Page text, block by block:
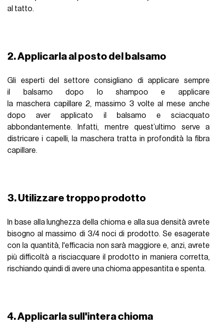
al tatto.
2. Applicarla al posto del balsamo
Gli esperti del settore consigliano di applicare sempre
il balsamo dopo lo shampoo e applicare
la maschera capillare 2, massimo 3 volte al mese anche
dopo aver applicato il balsamo e sciacquato
abbondantemente. Infatti, mentre quest’ultimo serve a
districare i capelli, la maschera tratta in profondità la fibra
capillare.
3. Utilizzare troppo prodotto
In base alla lunghezza della chioma e alla sua densità avrete
bisogno al massimo di 3/4 noci di prodotto. Se esagerate
con la quantità, l'efficacia non sarà maggiore e, anzi, avrete
più difficoltà a risciacquare il prodotto in maniera corretta,
rischiando quindi di avere una chioma appesantita e spenta.
4. Applicarla sull'intera chioma